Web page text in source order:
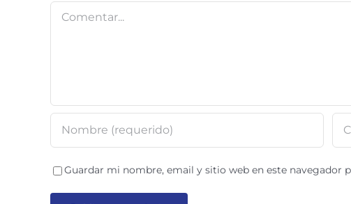
Guardar mi nombre, email y sitio web en este navegador